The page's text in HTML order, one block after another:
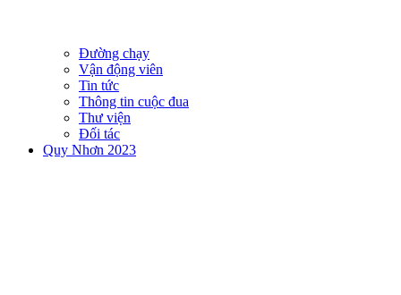
Đường chạy
Vận động viên
Tin tức
Thông tin cuộc đua
Thư viện
Đối tác
Quy Nhơn 2023